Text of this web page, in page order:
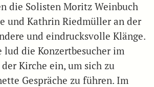
die Solisten Moritz Weinbuch
und Kathrin Riedmüller an der
und eindrucksvolle Klänge.
lud die Konzertbesucher im
Kirche ein, um sich zu
Gespräche zu führen. Im